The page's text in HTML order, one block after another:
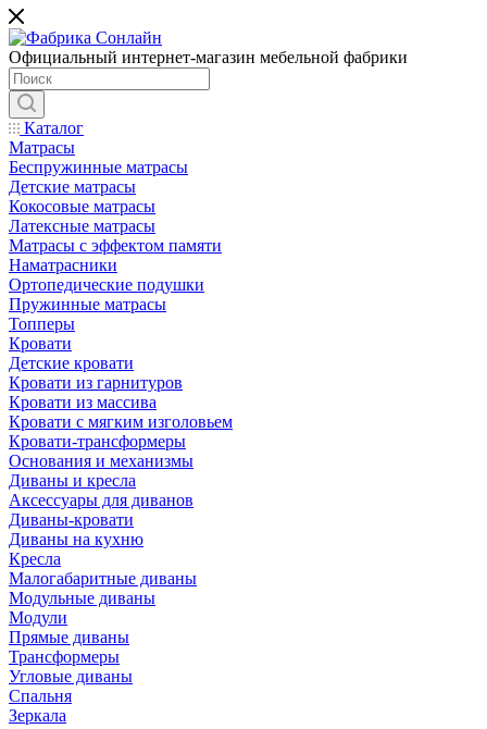
Официальный интернет-магазин мебельной фабрики
Каталог
Матрасы
Беспружинные матрасы
Детские матрасы
Кокосовые матрасы
Латексные матрасы
Матрасы с эффектом памяти
Наматрасники
Ортопедические подушки
Пружинные матрасы
Топперы
Кровати
Детские кровати
Кровати из гарнитуров
Кровати из массива
Кровати с мягким изголовьем
Кровати-трансформеры
Основания и механизмы
Диваны и кресла
Аксессуары для диванов
Диваны-кровати
Диваны на кухню
Кресла
Малогабаритные диваны
Модульные диваны
Модули
Прямые диваны
Трансформеры
Угловые диваны
Спальня
Зеркала